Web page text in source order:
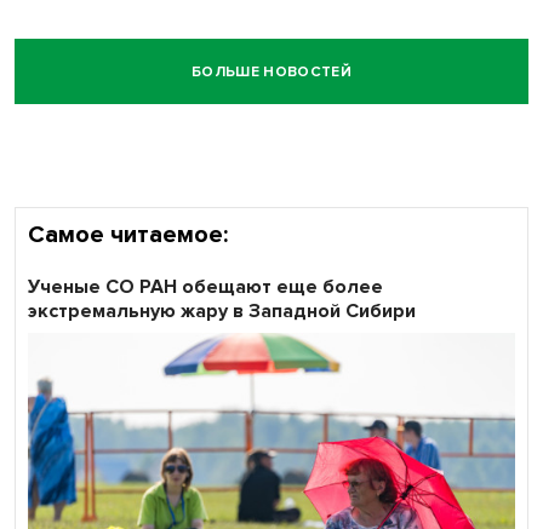
БОЛЬШЕ НОВОСТЕЙ
Самое читаемое:
Ученые СО РАН обещают еще более
экстремальную жару в Западной Сибири